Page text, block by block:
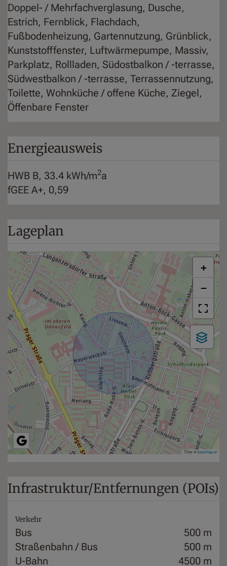
Doppel- / Mehrfachverglasung Dusche
Estrich Fernblick Flachdach
Fußbodenheizung Gartennutzung Grünblick
Kunststofffenster Luftwärmepumpe Massiv
Parkplatz Rollladen Südostbalkon / -terrasse
Südwestbalkon / -terrasse Terrassennutzung
Toilette Wohnküche / offene Küche Ziegel
Öffenbare Fenster
Energieausweis
HWB B, 33.4 kWh/m2a
fGEE A+, 0,59
Lageplan
+
−
Tiles ©basemap.at
Infrastruktur/Entfernungen (POIs)
Verkehr
Bus
500 m
Straßenbahn / Bus
500 m
U-Bahn
4500 m